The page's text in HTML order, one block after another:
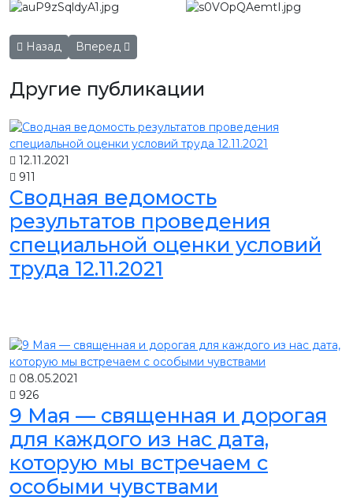
Предыдущий: Юбилейная выставка "Настоящий
Назад Следующий: "Резной Палисад" теперь
Вперед
Другие публикации
12.11.2021
911
Сводная ведомость
результатов проведения
специальной оценки условий
труда 12.11.2021
08.05.2021
926
9 Мая — священная и дорогая
для каждого из нас дата,
которую мы встречаем с
особыми чувствами